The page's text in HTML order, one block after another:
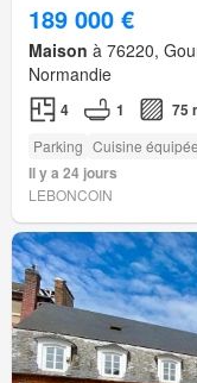
189 000 €
Maison à 76220,
Normandie
4 1 75
Parking Cuisine équipée
Il y a 24 jours
LEBONCOIN